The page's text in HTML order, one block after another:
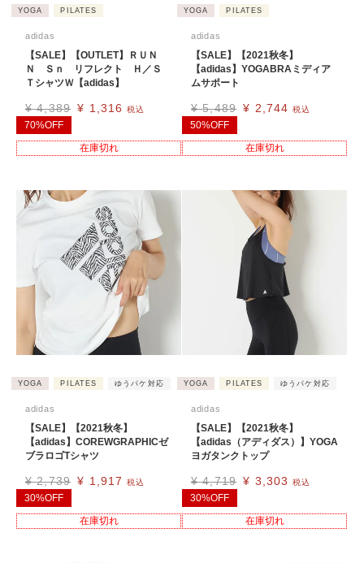
YOGA PILATES
adidas
【SALE】【OUTLET】ＲＵＮ
Ｎ Ｓｎ リフレクト Ｈ／Ｓ
ＴシャツＷ【adidas】
¥ 4,389 ¥ 1,316 税込
70%OFF
在庫切れ
YOGA PILATES
adidas
【SALE】【2021秋冬】
【adidas】YOGABRAミディア
ムサポート
¥ 5,489 ¥ 2,744 税込
50%OFF
在庫切れ
YOGA PILATES ゆうパケ対応
adidas
【SALE】【2021秋冬】
【adidas】COREWGRAPHICゼ
ブラロゴTシャツ
¥ 2,739 ¥ 1,917 税込
30%OFF
在庫切れ
YOGA PILATES ゆうパケ対応
adidas
【SALE】【2021秋冬】
【adidas（アディダス）】YOGA
ヨガタンクトップ
¥ 4,719 ¥ 3,303 税込
30%OFF
在庫切れ